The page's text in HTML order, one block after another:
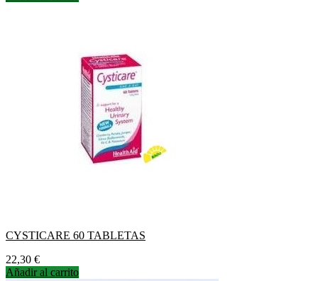
CYSTICARE 60 TABLETAS
Precio
22,30 €
Añadir al carrito